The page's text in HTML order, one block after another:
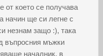
от което се получава
начин ще си легне с
незнам защо :), така
въпросния мъжки
началник, в